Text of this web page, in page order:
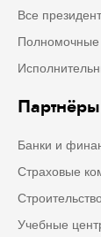
Все
Полномочные
Банки и
Страховые
Учебные